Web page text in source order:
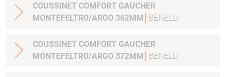
COUSSINET COMFORT GAUCHER
MONTEFELTRO/ARGO 362MM
BENELLI
COUSSINET COMFORT GAUCHER
MONTEFELTRO/ARGO 372MM
BENELLI